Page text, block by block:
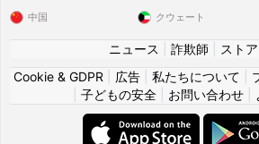
中国 クウェート
ニュース 詐欺師 ストア
Cookie & GDPR
広告 私たちについて
子どもの安全| お問い合わせ|